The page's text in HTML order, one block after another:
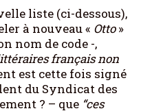
liste (ci-dessous),
à nouveau « Otto»
nom de code -,
français non
est cette fois signé
du Syndicat des
? – que “ces